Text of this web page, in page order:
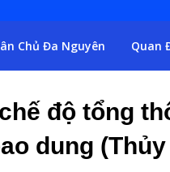
Chủ Đa Nguyên Quan
độ tổng
dung